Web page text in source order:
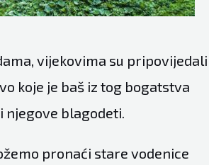
vijekovima su pripovijedali
koje je baš iz tog bogatstva
njegove blagodeti.
pronaći stare vodenice